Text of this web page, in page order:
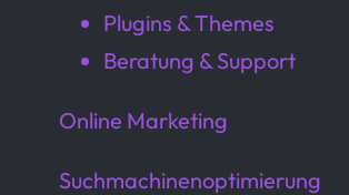
Plugins & Themes
Beratung & Support
Online Marketing
Suchmachinenoptimierung